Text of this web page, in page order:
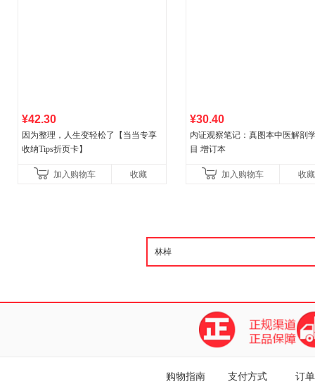
¥42.30
因为整理，人生变轻松了【当当专享
收纳Tips折页卡】
加入购物车 收藏
¥30.40
内证观察笔记：真图本中医解剖
目 增订本
加入购物车 收藏
购物指南 支付方式 订